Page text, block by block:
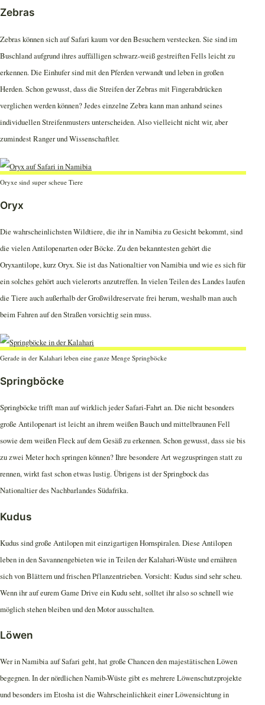
Zebras
Zebras können sich auf Safari kaum vor den Besuchern verstecken. Sie sind im
Buschland aufgrund ihres auffälligen schwarz-weiß gestreiften Fells leicht zu
erkennen. Die Einhufer sind mit den Pferden verwandt und leben in großen
Herden. Schon gewusst, dass die Streifen der Zebras mit Fingerabdrücken
verglichen werden können? Jedes einzelne Zebra kann man anhand seines
individuellen Streifenmusters unterscheiden. Also vielleicht nicht wir, aber
zumindest Ranger und Wissenschaftler.
Oryxe sind super scheue Tiere
Oryx
Die wahrscheinlichsten Wildtiere, die ihr in Namibia zu Gesicht bekommt, sind
die vielen Antilopenarten oder Böcke. Zu den bekanntesten gehört die
Oryxantilope, kurz Oryx. Sie ist das Nationaltier von Namibia und wie es sich für
ein solches gehört auch vielerorts anzutreffen. In vielen Teilen des Landes laufen
die Tiere auch außerhalb der Großwildreservate frei herum, weshalb man auch
beim Fahren auf den Straßen vorsichtig sein muss.
Gerade in der Kalahari leben eine ganze Menge Springböcke
Springböcke
Springböcke trifft man auf wirklich jeder Safari-Fahrt an. Die nicht besonders
große Antilopenart ist leicht an ihrem weißen Bauch und mittelbraunen Fell
sowie dem weißen Fleck auf dem Gesäß zu erkennen. Schon gewusst, dass sie bis
zu zwei Meter hoch springen können? Ihre besondere Art wegzuspringen statt zu
rennen, wirkt fast schon etwas lustig. Übrigens ist der Springbock das
Nationaltier des Nachbarlandes Südafrika.
Kudus
Kudus sind große Antilopen mit einzigartigen Hornspiralen. Diese Antilopen
leben in den Savannengebieten wie in Teilen der Kalahari-Wüste und ernähren
sich von Blättern und frischen Pflanzentrieben. Vorsicht: Kudus sind sehr scheu.
Wenn ihr auf eurem Game Drive ein Kudu seht, solltet ihr also so schnell wie
möglich stehen bleiben und den Motor ausschalten.
Löwen
Wer in Namibia auf Safari geht, hat große Chancen den majestätischen Löwen
begegnen. In der nördlichen Namib-Wüste gibt es mehrere Löwenschutzprojekte
und besonders im Etosha ist die Wahrscheinlichkeit einer Löwensichtung in